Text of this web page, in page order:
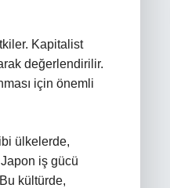
Kapitalist
değerlendirilir.
için önemli
ülkelerde,
Japon iş gücü
kültürde,